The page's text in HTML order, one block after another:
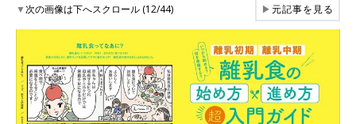
▼次の画像は下へスクロール (12/44) ▶元記事を見る